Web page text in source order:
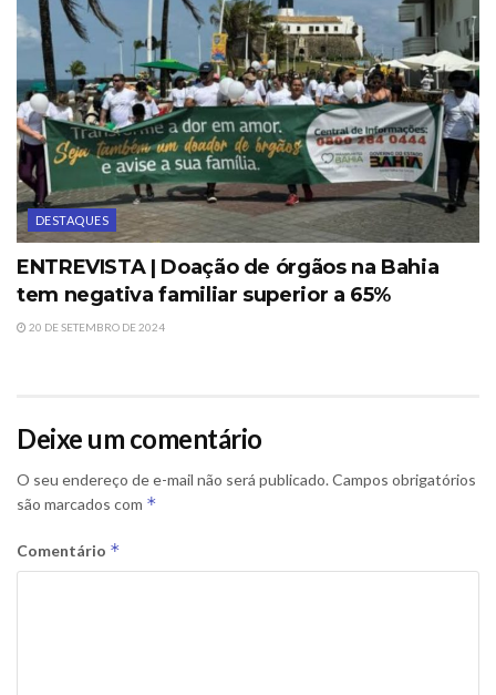
DESTAQUES
ENTREVISTA | Doação de órgãos na Bahia
tem negativa familiar superior a 65%
20 DE SETEMBRO DE 2024
Deixe um comentário
O seu endereço de e-mail não será publicado. Campos obrigatórios
são marcados com *
Comentário *